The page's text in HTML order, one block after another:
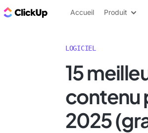
ClickUp Blog
Accueil Produit
LOGICIEL
15
contenu
2025